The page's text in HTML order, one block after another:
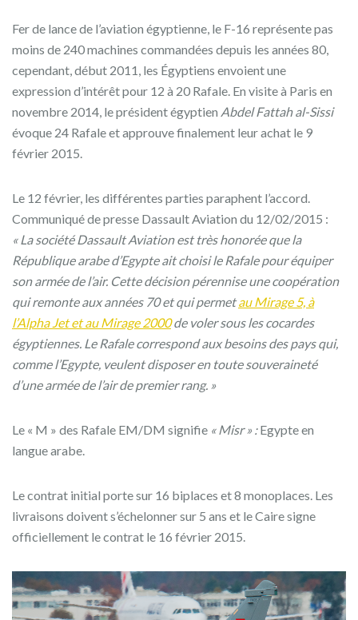
Fer de lance de l’aviation égyptienne, le F-16 représente pas
moins de 240 machines commandées depuis les années 80,
cependant, début 2011, les Égyptiens envoient une
expression d’intérêt pour 12 à 20 Rafale. En visite à Paris en
novembre 2014, le président égyptien Abdel Fattah al-Sissi
évoque 24 Rafale et approuve finalement leur achat le 9
février 2015.
Le 12 février, les différentes parties paraphent l’accord.
Communiqué de presse Dassault Aviation du 12/02/2015 :
« La société Dassault Aviation est très honorée que la
République arabe d’Egypte ait choisi le Rafale pour équiper
son armée de l’air. Cette décision pérennise une coopération
qui remonte aux années 70 et qui permetau Mirage 5, à
l’Alpha Jet et au Mirage 2000de voler sous les cocardes
égyptiennes. Le Rafale correspond aux besoins des pays qui,
comme l’Egypte, veulent disposer en toute souveraineté
d’une armée de l’air de premier rang. »
Le « M » des Rafale EM/DM signifie « Misr » :Egypte en
langue arabe.
Le contrat initial porte sur 16 biplaces et 8 monoplaces. Les
livraisons doivent s’échelonner sur 5 ans et le Caire signe
officiellement le contrat le 16 février 2015.